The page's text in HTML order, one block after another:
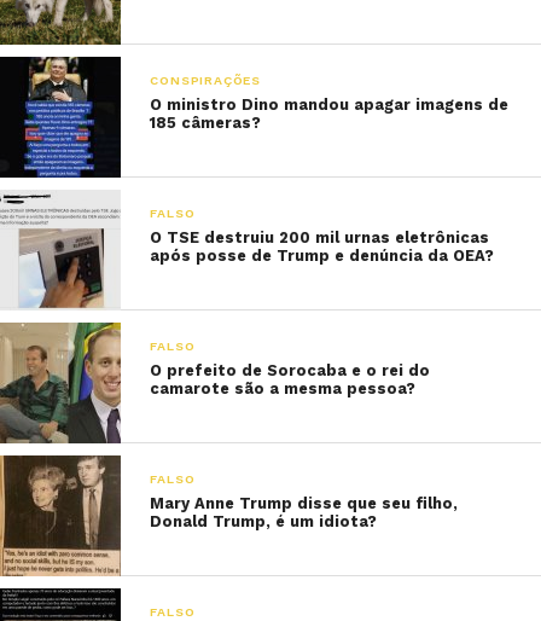
CONSPIRAÇÕES
O ministro Dino mandou apagar imagens de
185 câmeras?
FALSO
O TSE destruiu 200 mil urnas eletrônicas
após posse de Trump e denúncia da OEA?
FALSO
O prefeito de Sorocaba e o rei do
camarote são a mesma pessoa?
FALSO
Mary Anne Trump disse que seu filho,
Donald Trump, é um idiota?
FALSO